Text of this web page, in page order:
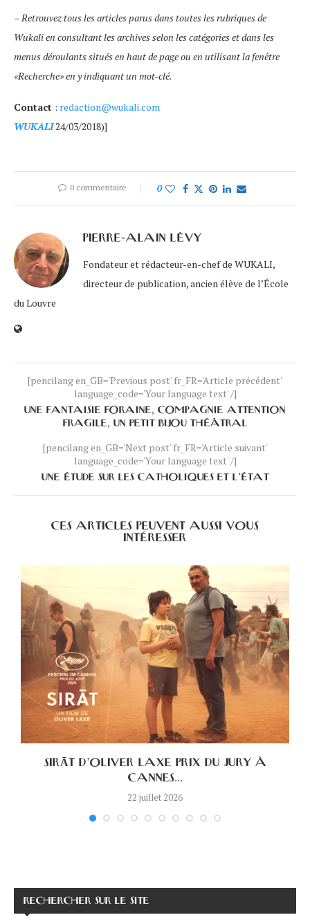
– Retrouvez tous les articles parus dans toutes les rubriques de
Wukali en consultant les archives selon les catégories et dans les
menus déroulants situés en haut de page ou en utilisant la fenêtre
«Recherche» en y indiquant un mot-clé.
Contact : redaction@wukali.com
WUKALI24/03/2018)]
0 commentaire 0
PIERRE-ALAIN LÉVY
Fondateur et rédacteur-en-chef de WUKALI,
directeur de publication, ancien élève de l’École
du Louvre
[pencilang en_GB='Previous post' fr_FR='Article précédent'
language_code='Your language text' /]
UNE FANTAISIE FORAINE, COMPAGNIE ATTENTION
FRAGILE, UN PETIT BIJOU THÉÂTRAL
[pencilang en_GB='Next post' fr_FR='Article suivant'
language_code='Your language text' /]
UNE ÉTUDE SUR LES CATHOLIQUES ET L’ÉTAT
CES ARTICLES PEUVENT AUSSI VOUS
INTÉRESSER
SIRĀT D’OLIVER LAXE PRIX DU JURY À
CANNES...
22 juillet 2026
RECHERCHER SUR LE SITE